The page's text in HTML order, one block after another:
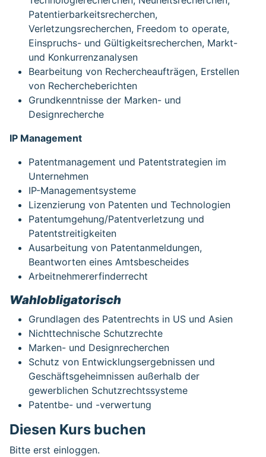
Patentierbarkeitsrecherchen,
Verletzungsrecherchen, Freedom to operate,
Einspruchs- und Gültigkeitsrecherchen, Markt-
und Konkurrenzanalysen
Bearbeitung von Rechercheaufträgen, Erstellen
von Rechercheberichten
Grundkenntnisse der Marken- und
Designrecherche
IP Management
Patentmanagement und Patentstrategien im
Unternehmen
IP-Managementsysteme
Lizenzierung von Patenten und Technologien
Patentumgehung/Patentverletzung und
Patentstreitigkeiten
Ausarbeitung von Patentanmeldungen,
Beantworten eines Amtsbescheides
Arbeitnehmererfinderrecht
Wahlobligatorisch
Grundlagen des Patentrechts in US und Asien
Nichttechnische Schutzrechte
Marken- und Designrecherchen
Schutz von Entwicklungsergebnissen und
Geschäftsgeheimnissen außerhalb der
gewerblichen Schutzrechtssysteme
Patentbe- und -verwertung
Diesen Kurs buchen
Bitte erst einloggen.